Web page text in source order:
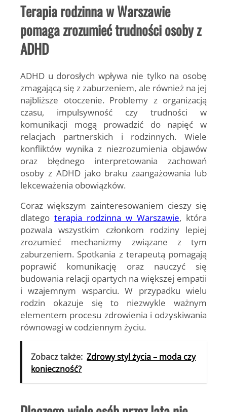
Terapia rodzinna w Warszawie
pomaga zrozumieć trudności osoby z
ADHD
ADHD u dorosłych wpływa nie tylko na osobę
zmagającą się z zaburzeniem, ale również na jej
najbliższe otoczenie. Problemy z organizacją
czasu, impulsywność czy trudności w
komunikacji mogą prowadzić do napięć w
relacjach partnerskich i rodzinnych. Wiele
konfliktów wynika z niezrozumienia objawów
oraz błędnego interpretowania zachowań
osoby z ADHD jako braku zaangażowania lub
lekceważenia obowiązków.
Coraz większym zainteresowaniem cieszy się
dlatego terapia rodzinna w Warszawie, która
pozwala wszystkim członkom rodziny lepiej
zrozumieć mechanizmy związane z tym
zaburzeniem. Spotkania z terapeutą pomagają
poprawić komunikację oraz nauczyć się
budowania relacji opartych na większej empatii
i wzajemnym wsparciu. W przypadku wielu
rodzin okazuje się to niezwykle ważnym
elementem procesu zdrowienia i odzyskiwania
równowagi w codziennym życiu.
Zobacz także: Zdrowy styl życia – moda czy
konieczność?